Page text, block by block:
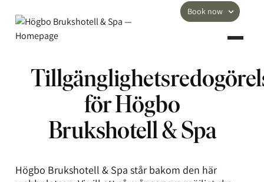
Book now
för Högbo
Brukshotell & Spa
Högbo Brukshotell & Spa står bakom den här